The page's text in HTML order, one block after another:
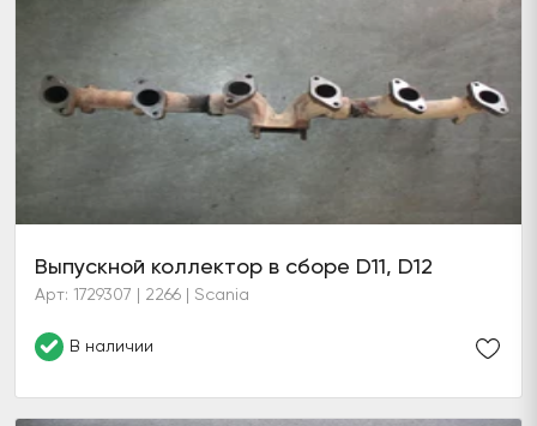
Выпускной коллектор в сборе D11, D12
Арт: 1729307 | 2266 | Scania
В наличии